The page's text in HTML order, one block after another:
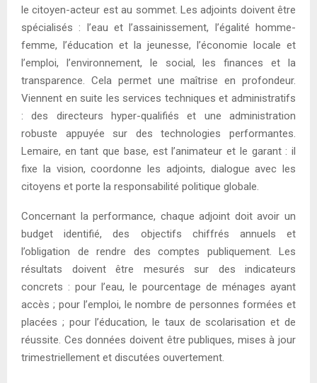
le citoyen-acteur est au sommet. Les adjoints doivent être
spécialisés : l’eau et l’assainissement, l’égalité homme-
femme, l’éducation et la jeunesse, l’économie locale et
l’emploi, l’environnement, le social, les finances et la
transparence. Cela permet une maîtrise en profondeur.
Viennent en suite les services techniques et administratifs
: des directeurs hyper-qualifiés et une administration
robuste appuyée sur des technologies performantes.
Lemaire, en tant que base, est l’animateur et le garant : il
fixe la vision, coordonne les adjoints, dialogue avec les
citoyens et porte la responsabilité politique globale.
Concernant la performance, chaque adjoint doit avoir un
budget identifié, des objectifs chiffrés annuels et
l’obligation de rendre des comptes publiquement. Les
résultats doivent être mesurés sur des indicateurs
concrets : pour l’eau, le pourcentage de ménages ayant
accès ; pour l’emploi, le nombre de personnes formées et
placées ; pour l’éducation, le taux de scolarisation et de
réussite. Ces données doivent être publiques, mises à jour
trimestriellement et discutées ouvertement.